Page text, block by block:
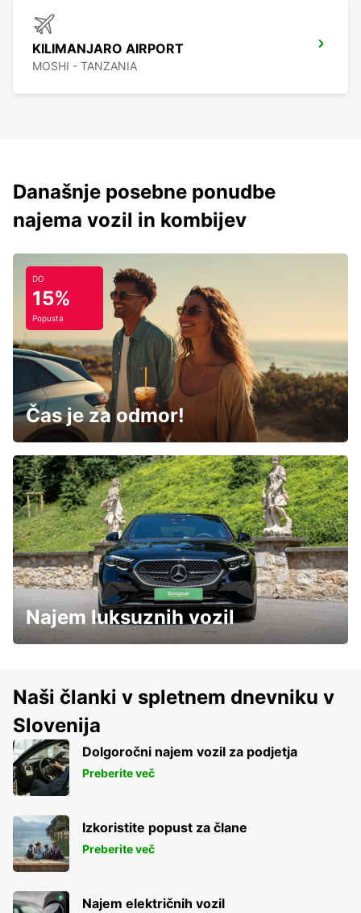
KILIMANJARO AIRPORT
MOSHI - TANZANIA
Današnje posebne ponudbe
najema vozil in kombijev
DO
15%
Popusta
Čas je za odmor!
Najem luksuznih vozil
Naši članki v spletnem dnevniku v
Slovenija
Dolgoročni najem vozil za podjetja
Preberite več
Izkoristite popust za člane
Preberite več
Najem električnih vozil